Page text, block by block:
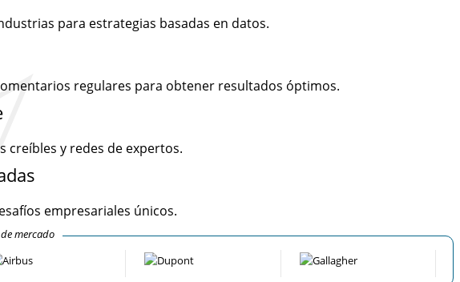
para estrategias basadas en datos.
regulares para obtener resultados óptimos.
creíbles y redes de expertos.
empresariales únicos.
mercado